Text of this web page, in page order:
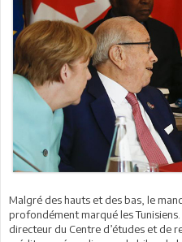
Malgré des hauts et des bas, le
profondément marqué les
directeur du Centre d’études et de